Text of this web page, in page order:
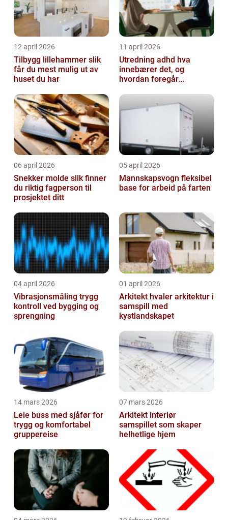
12 april 2026
Tilbygg lillehammer slik
får du mest mulig ut av
huset du har
11 april 2026
Utredning adhd hva
innebærer det, og
hvordan foregår
06 april 2026
Snekker molde slik finner
du riktig fagperson til
prosjektet ditt
05 april 2026
Mannskapsvogn fleksibel
base for arbeid på farten
04 april 2026
Vibrasjonsmåling trygg
kontroll ved bygging og
sprengning
01 april 2026
Arkitekt hvaler arkitektur i
samspill med
kystlandskapet
14 mars 2026
Leie buss med sjåfør for
trygg og komfortabel
gruppereise
07 mars 2026
Arkitekt interiør
samspillet som skaper
helhetlige hjem